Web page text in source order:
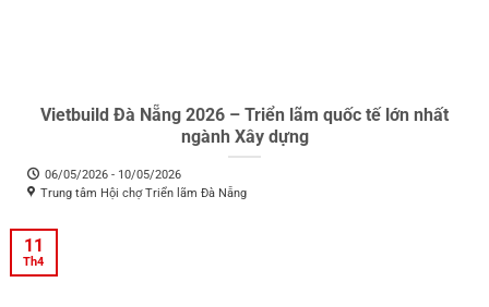
Vietbuild Đà Nẵng 2026 – Triển lãm quốc tế lớn nhất
ngành Xây dựng
06/05/2026 - 10/05/2026
Trung tâm Hội chợ Triển lãm Đà Nẵng
11
Th4